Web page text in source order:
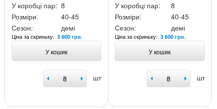
У коробці пар: 8
Розміри:
40-45
Сезон:
демі
Ціна за скриньку: 3 600 грн.
У кошик
шт
У коробці пар:
8
Розміри:
40-45
Сезон:
демі
Ціна за скриньку:3 600 грн.
У кошик
шт